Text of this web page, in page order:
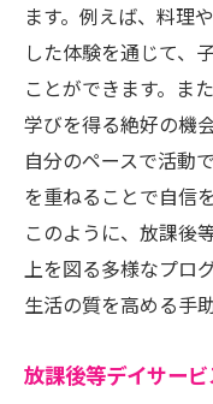
ます。例えば、料理
した体験を通じて、
ことができます。ま
学びを得る絶好の機
自分のペースで活動
を重ねることで自信
このように、放課後
上を図る多様なプロ
生活の質を高める手
放課後等デイサー